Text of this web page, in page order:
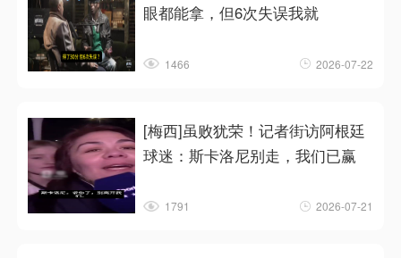
眼都能拿，但6次失误我就
1466 2026-07-22
[梅西]虽败犹荣！记者街访阿根廷
球迷：斯卡洛尼别走，我们已赢
1791 2026-07-21